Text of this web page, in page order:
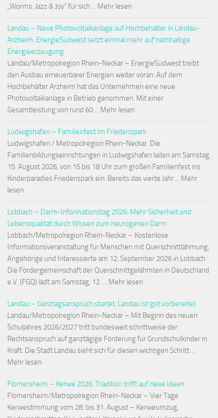
„Worms: Jazz & Joy“ für sich ... Mehr lesen
Landau – Neue Photovoltaikanlage auf Hochbehälter in Landau-
Arzheim: EnergieSüdwest setzt einmal mehr auf nachhaltige
Energieerzeugung
Landau/Metropolregion Rhein-Neckar – EnergieSüdwest treibt
den Ausbau erneuerbarer Energien weiter voran: Auf dem
Hochbehälter Arzheim hat das Unternehmen eine neue
Photovoltaikanlage in Betrieb genommen. Mit einer
Gesamtleistung von rund 60 ... Mehr lesen
Ludwigshafen – Familienfest im Friedenspark
Ludwigshafen / Metropolregion Rhein-Neckar. Die
Familienbildungseinrichtungen in Ludwigshafen laden am Samstag,
15. August 2026, von 15 bis 18 Uhr zum großen Familienfest ins
Kinderparadies Friedenspark ein. Bereits das vierte Jahr ... Mehr
lesen
Lobbach – Darm-Informationstag 2026: Mehr Sicherheit und
Lebensqualität durch Wissen zum neurogenen Darm
Lobbach/Metropolregion Rhein-Neckar – Kostenlose
Informationsveranstaltung für Menschen mit Querschnittlähmung,
Angehörige und Interessierte am 12. September 2026 in Lobbach
Die Fördergemeinschaft der Querschnittgelähmten in Deutschland
e.V. (FGQ) lädt am Samstag, 12. ... Mehr lesen
Landau – Ganztagsanspruch startet: Landau ist gut vorbereitet
Landau/Metropolregion Rhein-Neckar – Mit Beginn des neuen
Schuljahres 2026/2027 tritt bundesweit schrittweise der
Rechtsanspruch auf ganztägige Förderung für Grundschulkinder in
Kraft. Die Stadt Landau sieht sich für diesen wichtigen Schritt ...
Mehr lesen
Flomersheim – Kerwe 2026: Tradition trifft auf neue Ideen
Flomersheim/Metropolregion Rhein-Neckar – Vier Tage
Kerwestimmung vom 28. bis 31. August – Kerweumzug,